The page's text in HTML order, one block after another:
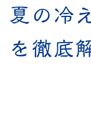
夏の冷
を徹底